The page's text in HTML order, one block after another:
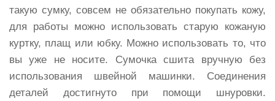
такую сумку, совсем не обязательно покупать кожу,
для работы можно использовать старую кожаную
куртку, плащ или юбку. Можно использовать то, что
вы уже не носите. Сумочка сшита вручную без
использования швейной машинки. Соединения
деталей достигнуто при помощи шнуровки.